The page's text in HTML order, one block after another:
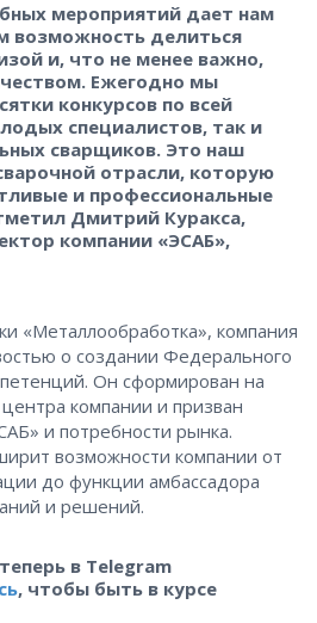
мероприятий дает нам
возможность делиться
и, что не менее важно,
Ежегодно мы
конкурсов по всей
специалистов, так и
сварщиков. Это наш
отрасли, которую
и профессиональные
Дмитрий Куракса,
компании «ЭСАБ»,
«Металлообработка», компания
о создании Федерального
Он сформирован на
компании и призван
и потребности рынка.
возможности компании от
до функции амбассадора
и решений.
в Telegram
, чтобы быть в курсе